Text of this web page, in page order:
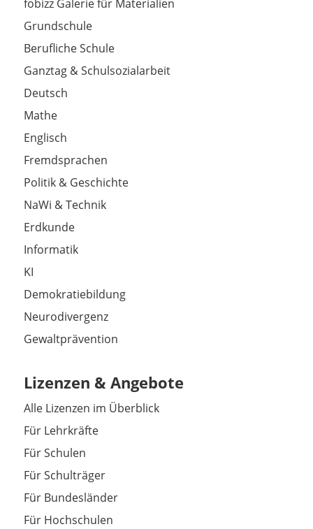
fobizz Galerie für Materialien
Grundschule
Berufliche Schule
Ganztag & Schulsozialarbeit
Deutsch
Mathe
Englisch
Fremdsprachen
Politik & Geschichte
NaWi & Technik
Erdkunde
Informatik
KI
Demokratiebildung
Neurodivergenz
Gewaltprävention
Lizenzen & Angebote
Alle Lizenzen im Überblick
Für Lehrkräfte
Für Schulen
Für Schulträger
Für Bundesländer
Für Hochschulen